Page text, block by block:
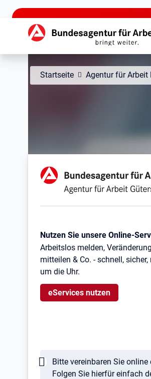
zu den Hauptinhalten springen
Hauptnavigation
Startseite Agentur für Arbeit
Agentur für
Nutzen Sie unsere Online-
Arbeitslos melden,
mitteilen & Co. - schnell, sicher,
um die Uhr.
eServices nutzen
Bitte vereinbaren Sie
Folgen Sie hierfür einfach